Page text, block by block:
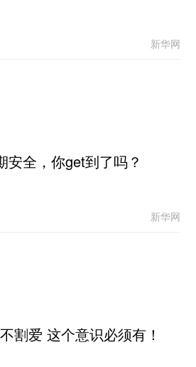
新华网
安全，你get到了吗？
新华网
割爱 这个意识必须有！